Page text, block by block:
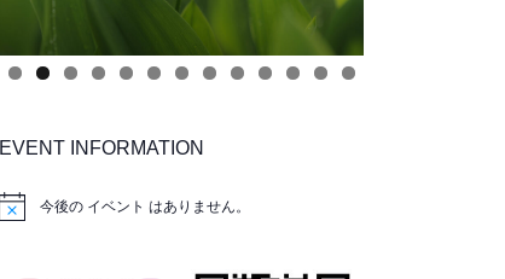
EVENT INFORMATION
今後の イベント はありません。